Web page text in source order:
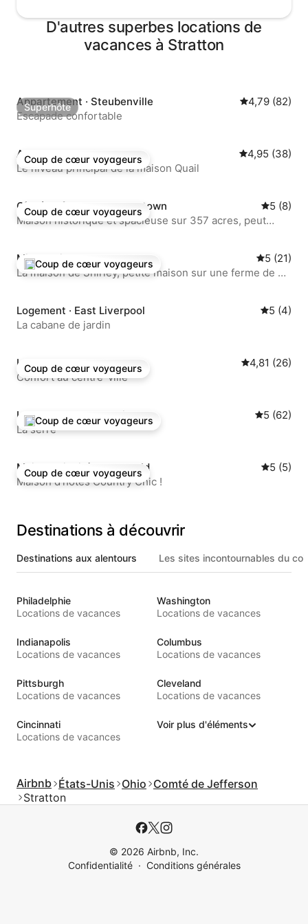
D'autres superbes locations de
vacances à Stratton
Superhôte
Superhôte
Appartement · Steubenville Note
4,79 (82)
Escapade confortable
Coup de cœur voyageurs
Coup de cœur voyageurs
Appartement · Chester Note
4,95 (38)
Le niveau principal de la maison Quail
Coup de cœur voyageurs
Coup de cœur voyageurs
Gîte à la ferme · Burgettstown Note
5 (8)
Maison historique et spacieuse sur 357 acres, peut
Coup de cœur voyageurs parmi les plus aimés
Coup de cœur voyageurs
Micromaison · Negley Note
5 (21)
La maison de Shirley, petite maison sur une ferme de 40
Logement · East Liverpool
Note
5 (4)
La cabane de jardin
Coup de cœur voyageurs
Coup de cœur voyageurs
Logement · Toronto Note
4,81 (26)
Confort au centre-ville
Coup de cœur voyageurs parmi les plus aimés
Coup de cœur voyageurs
Logement · Steubenville Note
5 (62)
La serre
Coup de cœur voyageurs
Coup de cœur voyageurs
Maison d'invité · McDonald Note
5 (5)
Maison d'hôtes Country Chic !
Destinations à découvrir
Destinations aux alentours Les sites incontournables du
Philadelphie
Locations de vacances
Washington
Locations de vacances
Indianapolis
Locations de vacances
Columbus
Locations de vacances
Pittsburgh
Locations de vacances
Cleveland
Locations de vacances
Cincinnati
Locations de vacances
Voir plus d'éléments
Airbnb États-Unis Ohio Comté de Jefferson
Stratton
© 2026 Airbnb, Inc.
Confidentialité
Conditions générales